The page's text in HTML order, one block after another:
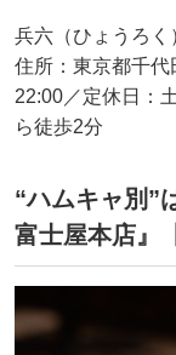
兵六（ひょうろく
住所：東京都千代
22:00／定休日：
ら徒歩2分
“ハムキャ別”
富士屋本店』